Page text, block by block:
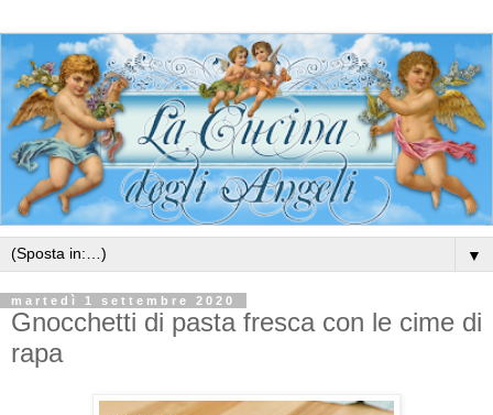
▼
martedì 1 settembre 2020
Gnocchetti di pasta fresca con le cime di
rapa